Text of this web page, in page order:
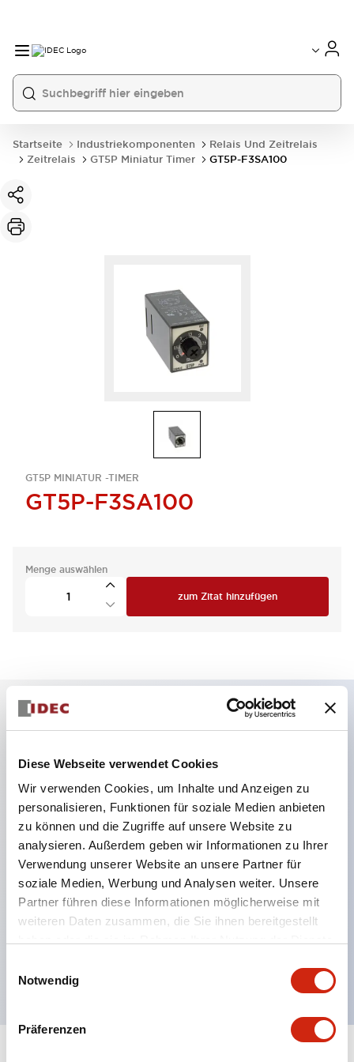
Diese Webseite verwendet Cookies
Wir verwenden Cookies, um Inhalte und Anzeigen zu
personalisieren, Funktionen für soziale Medien anbieten
zu können und die Zugriffe auf unsere Website zu
analysieren. Außerdem geben wir Informationen zu Ihrer
Verwendung unserer Website an unsere Partner für
soziale Medien, Werbung und Analysen weiter. Unsere
Partner führen diese Informationen möglicherweise mit
weiteren Daten zusammen, die Sie ihnen bereitgestellt
Notwendig
Präferenzen
Startseite Industriekomponenten
Relais Und Zeitrelais
Zeitrelais
GT5P Miniatur Timer GT5P-F3SA100
GT5P MINIATUR -TIMER
GT5P-F3SA100
Menge auswählen
zum Zitat hinzufügen
Hauptmerkmale
8-polige Oktalfassung
9 Zeitbereiche
Wiederholungsfehler ±0,2 % maximal
Steuerungseinstellungen per Hand oder
Schraubendreher
LED-Anzeigen für EIN und Zeitablauf
Verwendet dieselben Fassungen und
Halteklammern wie IDECs RR2P 8-polige Relais